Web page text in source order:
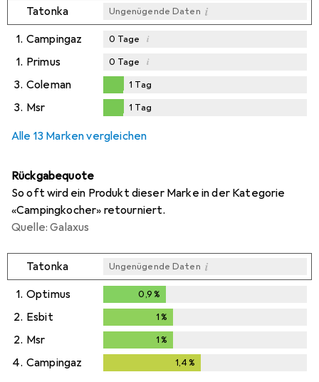
Tatonka Ungenügende Daten i
1. Campingaz 0 Tage i
1. Primus 0 Tage i
3. Coleman
Tag
1 Tag
3. Msr 1 Tag
Alle 13 Marken vergleichen
Rückgabequote
So oft wird ein Produkt dieser Marke in der Kategorie
«Campingkocher» retourniert.
Quelle: Galaxus
Tatonka Ungenügende Daten i
1. Optimus 0,9 %
2. Esbit 1 %
2. Msr 1 %
4. Campingaz 1,4 %